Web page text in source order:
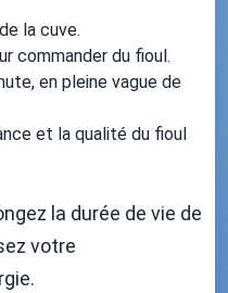
la cuve.
commander du fioul.
en pleine vague de
et la qualité du fioul
la durée de vie de
votre